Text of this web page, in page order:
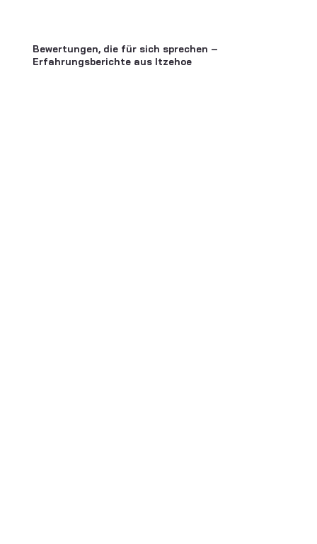
Bewertungen, die für sich sprechen –
Erfahrungsberichte aus Itzehoe